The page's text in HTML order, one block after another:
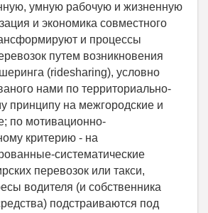
умную рабочую и жизненную
и экономика совместного
и процессы
путем возникновения
(ridesharing), условно
нами по территориально-
принципу на межгородские и
по мотивационно-
критерию - на
систематические
перевозок или такси,
водителя (и собственника
подстраиваются под